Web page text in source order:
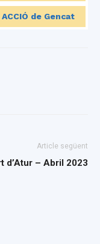
ACCIÓ de Gencat
Article següent
d’Atur – Abril 2023